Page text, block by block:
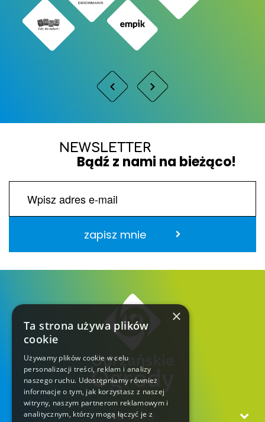
NEWSLETTER
Bądź z nami na bieżąco!
zapisz mnie
Na skróty
×
Ta strona używa plików
cookie
Używamy plików cookie w celu
personalizacji treści, reklam i analizy
naszego ruchu. Udostępniamy również
informacje o tym, jak korzystasz z naszej
witryny, naszym partnerom reklamowym i
analitycznym, którzy mogą łączyć je z